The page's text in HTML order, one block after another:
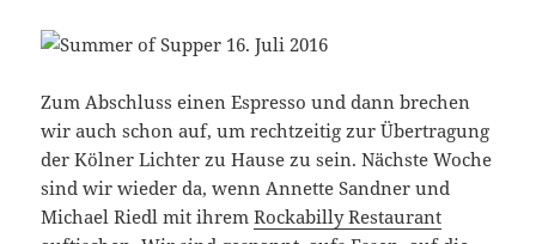
Zum Abschluss einen Espresso und dann brechen
wir auch schon auf, um rechtzeitig zur Übertragung
der Kölner Lichter zu Hause zu sein. Nächste Woche
sind wir wieder da, wenn Annette Sandner und
Michael Riedl mit ihremRockabilly Restaurant